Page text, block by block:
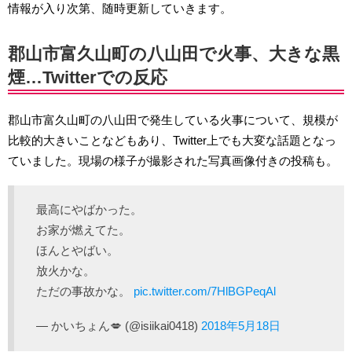
情報が入り次第、随時更新していきます。
郡山市富久山町の八山田で火事、大きな黒
煙…Twitterでの反応
郡山市富久山町の八山田で発生している火事について、規模が
比較的大きいことなどもあり、Twitter上でも大変な話題となっ
ていました。現場の様子が撮影された写真画像付きの投稿も。
最高にやばかった。
お家が燃えてた。
ほんとやばい。
放火かな。
ただの事故かな。 pic.twitter.com/7HlBGPeqAl
— かいちょん💋 (@isiikai0418) 2018年5月18日